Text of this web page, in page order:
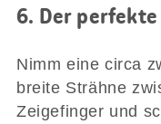
6. Der perfekte
Nimm eine circa
breite Strähne
Zeigefinger und